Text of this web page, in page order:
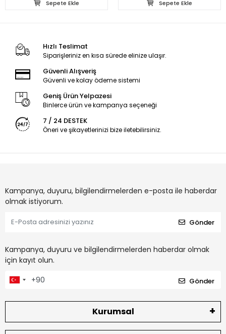
Sepete Ekle Sepete Ekle
Hızlı Teslimat
Siparişleriniz en kısa sürede elinize ulaşır.
Güvenli Alışveriş
Güvenli ve kolay ödeme sistemi
Geniş Ürün Yelpazesi
Binlerce ürün ve kampanya seçeneği
7 / 24 DESTEK
Öneri ve şikayetlerinizi bize iletebilirsiniz.
Kampanya, duyuru, bilgilendirmelerden e-posta ile haberdar
olmak istiyorum.
Gönder
Kampanya, duyuru ve bilgilendirmelerden haberdar olmak
için kayıt olun.
Gönder
Kurumsal